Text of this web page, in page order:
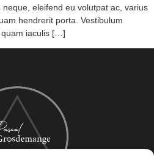
eleifend eu volutpat ac, varius
hendrerit porta. Vestibulum
quam iaculis […]